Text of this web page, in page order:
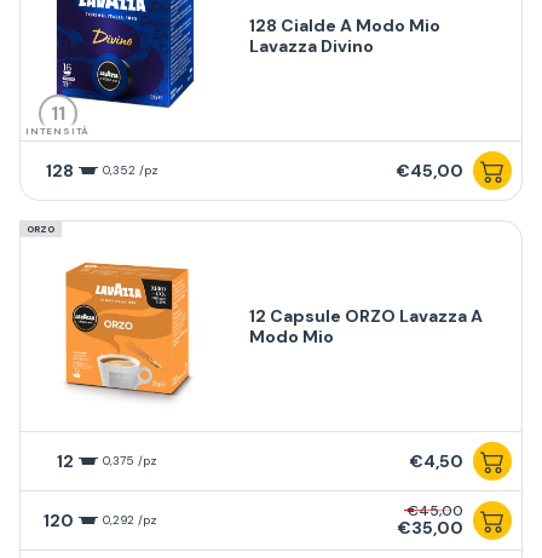
11
INTENSITÀ
128 Cialde A Modo Mio
Lavazza Divino
128 0,352 /pz €45,00
ORZO
12 Capsule ORZO Lavazza A
Modo Mio
12 0,375 /pz €4,50
120 0,292 /pz €45,00
€35,00